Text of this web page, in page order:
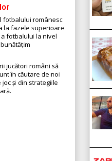
fotbalului românesc
la fazele superioare
fotbalului la nivel
jucători români să
în căutare de noi
și din strategiile